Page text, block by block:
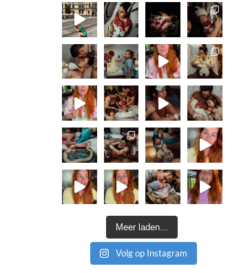
Meer laden...
Volg op Instagram